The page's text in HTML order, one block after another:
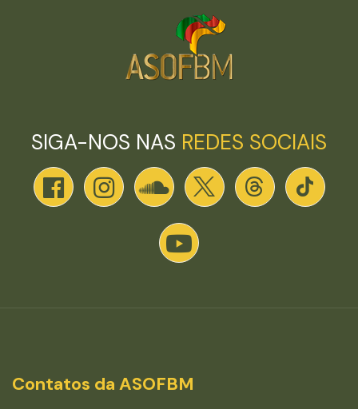
SIGA-NOS NAS REDES SOCIAIS
Contatos da ASOFBM